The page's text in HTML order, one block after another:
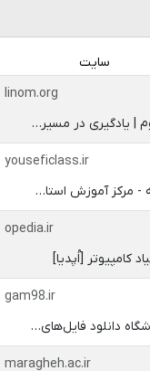
سایت
linom.org
| یادگیری در مسیری متفاوت
youseficlass.ir
مرکز آموزش استاد یوسفی
opedia.ir
کامپیوتر [اُپدیا]
gam98.ir
فایل‌های گرافیکی پاورپوینت - گام98
maragheh.ac.ir